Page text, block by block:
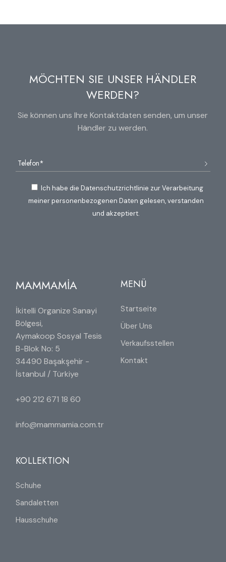
MÖCHTEN SIE UNSER HÄNDLER
WERDEN?
Sie können uns Ihre Kontaktdaten senden, um unser
Händler zu werden.
Ich habe die Datenschutzrichtlinie zur Verarbeitung
meiner personenbezogenen Daten gelesen, verstanden
und akzeptiert.
MAMMAMİA
İkitelli Organize Sanayi
Bölgesi,
Aymakoop Sosyal Tesis
B-Blok No: 5
34490 Başakşehir -
İstanbul / Türkiye
+90 212 671 18 60
info@mammamia.com.tr
MENÜ
Startseite
Über Uns
Verkaufsstellen
Kontakt
KOLLEKTION
Schuhe
Sandaletten
Hausschuhe